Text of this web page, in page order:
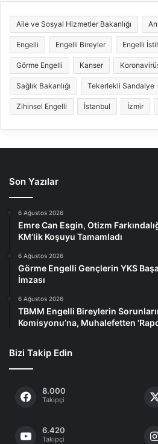
Aile ve Sosyal Hizmetler Bakanlığı
Engelli Engelli Bireyler Engelli
Görme Engelli Kanser
Sağlık Bakanlığı Tekerlekli Sandalye
Zihinsel Engelli İstanbul İzmir
Son Yazılar
6 Ağustos 2026
Emre Can Esgin, Otizm
KM’lik Koşuyu Tamamladı
6 Ağustos 2026
Görme Engelli Gençlerin YKS
İmzası
6 Ağustos 2026
TBMM Engelli Bireylerin
Komisyonu’na, Muhalefetten
Bizi Takip Edin
8.000
Takipçi
6.420
Takipçi